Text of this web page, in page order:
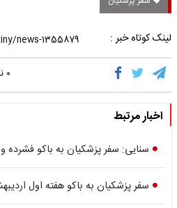
لینک کوتاه خبر :
۰
اخبار مرتبط
سنایی: سفر پزشکیان به باکو فشرده
سفر پزشکیان به باکو هفته اول